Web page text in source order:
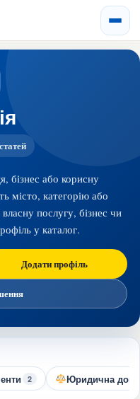
бізнес або корисну
місто, категорію або
послугу, бізнес чи
у каталог.
Додати профіль
2 Юридична